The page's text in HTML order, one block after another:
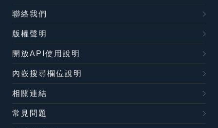
聯絡我們
版權聲明
開放API使用說明
內嵌搜尋欄位說明
相關連結
常見問題